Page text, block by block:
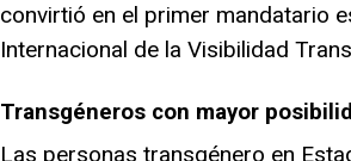
convirtió en el primer mandatario
Internacional de la Visibilidad
Transgéneros con mayor
Las personas transgénero en